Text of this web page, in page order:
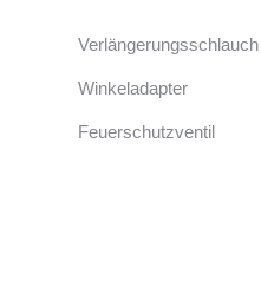
Verlängerungsschlauch
Winkeladapter
Feuerschutzventil